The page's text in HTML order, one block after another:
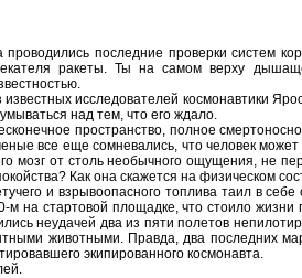
последние проверки систем
ракеты. Ты на самом верху
исследователей космонавтики
над тем, что его ждало.
пространство, полное
все еще сомневались, что человек
мозг от столь необычного ощущения, не
Как она скажется на физическом
и взрывоопасного топлива таил в себе
на стартовой площадке, что стоило
неудачей два из пяти полетов
животными. Правда, два последних
экипированного космонавта.